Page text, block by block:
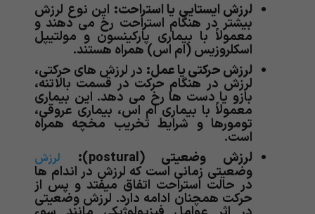
لرزش ایستایی یا استراحت: این نوع لرزش
بیشتر در هنگام استراحت رخ می دهند و
معمولاً با بیماری پارکینسون و مولتیپل
اسکلروزیس (ام اس) همراه هستند.
لرزشحرکتی یا عمل: در لرزش های حرکتی،
لرزش در هنگام حرکت در قسمت بالاتنه،
بازو یا دست ها رخ می دهد. این بیماری
معمولاً با بیماری ام اس، بیماری عروقی،
تومورها و شرایط تخریب مخچه همراه
است.
لرزش وضعیتی (postural): لرزش
وضعیتی زمانی است که لرزش در اندام ها
در حالت استراحت اتفاق میفتد و پس از
حرکت همچنان ادامه دارد. لرزش وضعیتی